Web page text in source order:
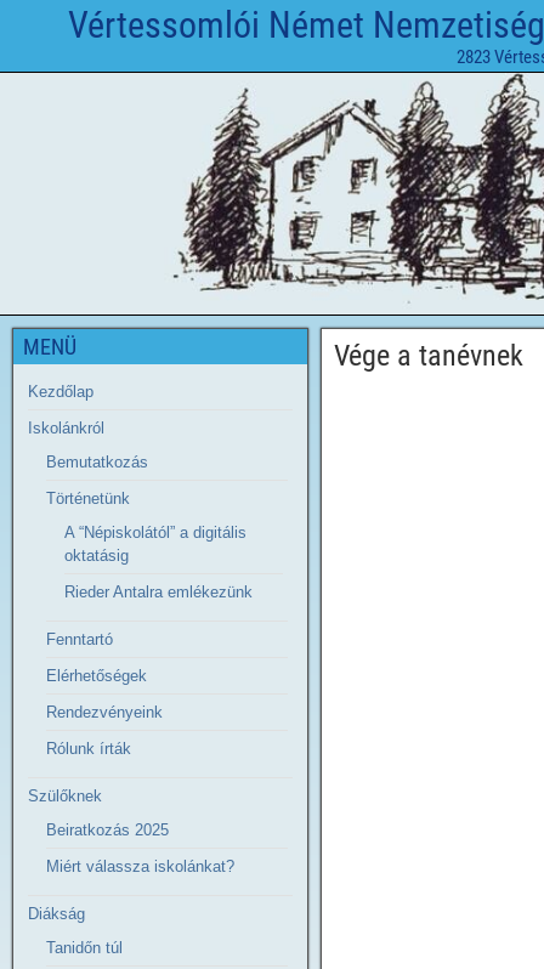
Vértessomlói Német
2823
Vége a tanévnek
MENÜ
Kezdőlap
Iskolánkról
Bemutatkozás
Történetünk
A “Népiskolától” a digitális
oktatásig
Rieder Antalra emlékezünk
Fenntartó
Elérhetőségek
Rendezvényeink
Rólunk írták
Szülőknek
Beiratkozás 2025
Miért válassza iskolánkat?
Diákság
Tanidőn túl